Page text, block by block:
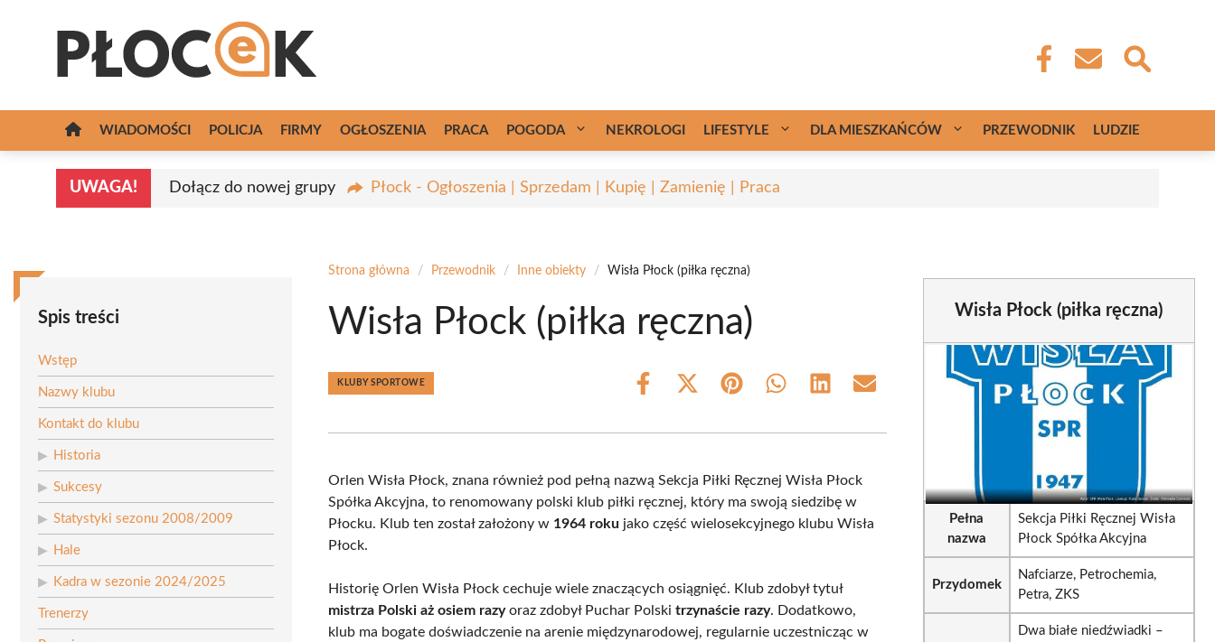
WIADOMOŚCI POLICJA FIRMY OGŁOSZENIA PRACA POGODA NEKROLOGI LIFESTYLE DLA MIESZKAŃCÓW PRZEWODNIK LUDZIE
UWAGA! Dołącz do nowej grupy Płock - Ogłoszenia | Sprzedam | Kupię | Zamienię | Praca
Spis treści
Wstęp
Nazwy klubu
Kontakt do klubu
Historia
Sukcesy
Statystyki sezonu 2008/2009
Hale
Kadra w sezonie 2024/2025
Trenerzy
Strona główna / Przewodnik / Inne obiekty / Wisła Płock (piłka ręczna)
Wisła Płock (piłka ręczna)
KLUBY SPORTOWE
Share
Share
(Twitter)
Share Share Share Share
Orlen Wisła Płock, znana również pod pełną nazwą Sekcja Piłki Ręcznej Wisła Płock
Spółka Akcyjna, to renomowany polski klub piłki ręcznej, który ma swoją siedzibę w
Płocku. Klub ten został założony w 1964 roku jako część wielosekcyjnego klubu Wisła
Płock.
Historię Orlen Wisła Płock cechuje wiele znaczących osiągnięć. Klub zdobył tytuł
mistrza Polski aż osiem razyoraz zdobył Puchar Polskitrzynaście razy. Dodatkowo,
klub ma bogate doświadczenie na arenie międzynarodowej, regularnie uczestnicząc w
Wisła Płock (piłka ręczna)
Pełna
nazwa
Sekcja Piłki Ręcznej Wisła
Płock Spółka Akcyjna
Przydomek
Nafciarze, Petrochemia,
Petra, ZKS
Dwa białe niedźwiadki –